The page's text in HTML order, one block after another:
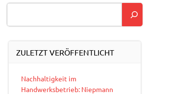
Suchen
ZULETZT VERÖFFENTLICHT
Nachhaltigkeit im
Handwerksbetrieb: Niepmann